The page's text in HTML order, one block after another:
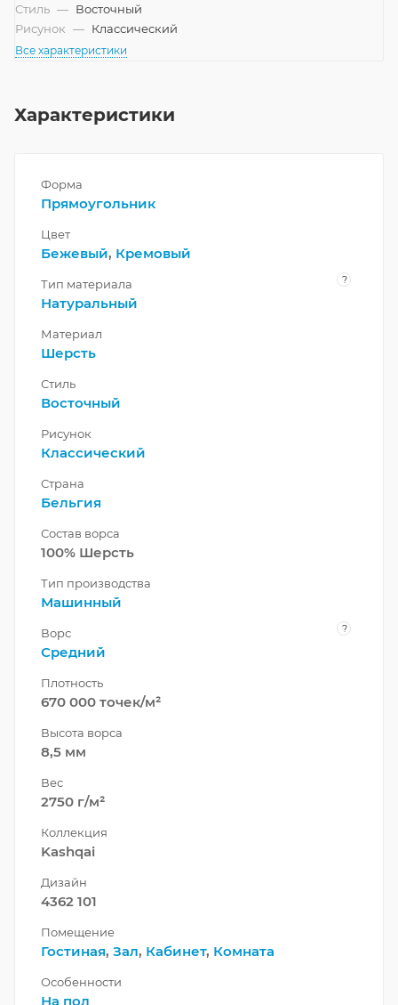
Стиль — Восточный
Рисунок — Классический
Все характеристики
Характеристики
Форма
Прямоугольник
Цвет
Бежевый, Кремовый
Тип материала ?
Натуральный
Материал
Шерсть
Стиль
Восточный
Рисунок
Классический
Страна
Бельгия
Состав ворса
100% Шерсть
Тип производства
Машинный
Ворс ?
Средний
Плотность
670 000 точек/м²
Высота ворса
8,5 мм
Вес
2750 г/м²
Коллекция
Kashqai
Дизайн
4362 101
Помещение
Гостиная, Зал, Кабинет, Комната
Особенности
На пол